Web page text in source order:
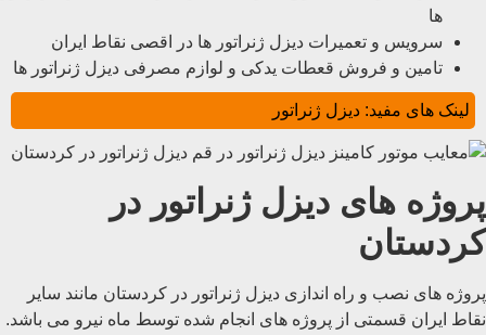
ها
سرویس و تعمیرات دیزل ژنراتور ها در اقصی نقاط ایران
تامین و فروش قعطات یدکی و لوازم مصرفی دیزل ژنراتور ها
لینک های مفید: دیزل ژنراتور
پروژه های دیزل ژنراتور در
کردستان
پروژه های نصب و راه اندازی دیزل ژنراتور در کردستان مانند سایر
نقاط ایران قسمتی از پروژه های انجام شده توسط ماه نیرو می باشد.